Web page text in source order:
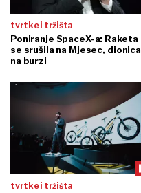
tvrtke i tržišta
Poniranje SpaceX-a: Raketa
se srušila na Mjesec, dionica
na burzi
tvrtke i tržišta